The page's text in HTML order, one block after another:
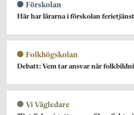
Förskolan
Här har lärarna i förskolan
Folkhögskolan
Debatt: Vem tar ansvar när
Vi Vägledare